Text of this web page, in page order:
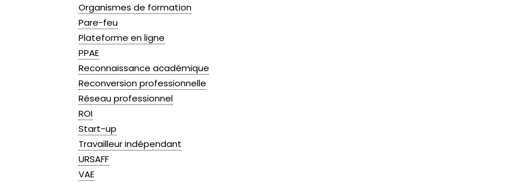
Organismes de formation
Pare-feu
Plateforme en ligne
PPAE
Reconnaissance académique
Reconversion professionnelle
Réseau professionnel
ROI
Start-up
Travailleur indépendant
URSAFF
VAE